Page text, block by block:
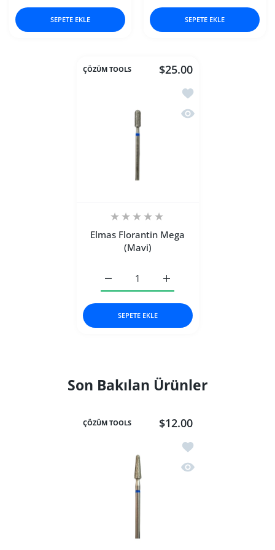
SEPETE EKLE SEPETE EKLE
ÇÖZÜM TOOLS $25.00
İstek listesine ekle
Hızlı Görünüm
Elmas Florantin Mega
(Mavi)
Elmas Florantin Mega
Elmas Florantin Mega (Mavi) 050 için
SEPETE EKLE
Son Bakılan Ürünler
ÇÖZÜM TOOLS $12.00
İstek listesine ekle
Hızlı Görünüm